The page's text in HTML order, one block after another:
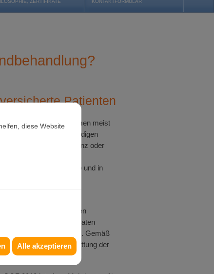
diese Website
Alle akzeptieren
Patienten
Patienten bekommen meist
einer medizinisch notwendigen
Behandlung ganz oder
bezahlt. Wie und in
für Sie einen individuellen
der von den privaten
geprüft werden kann. Gemäß
erfogt dann die Erstattung der